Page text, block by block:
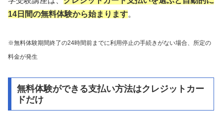
14日間の無料体験から始まります。
※無料体験期間終了の24時間前までに利用停止の手続きがない場合、所定の
料金が発生
無料体験ができる支払い方法はクレジットカー
ドだけ